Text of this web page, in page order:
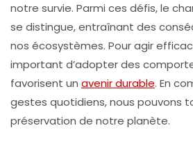
notre survie. Parmi ces défis, le
se distingue, entraînant des
nos écosystèmes. Pour agir
important d’adopter des
favorisent un avenir durable. En
gestes quotidiens, nous pouvons
préservation de notre planète.